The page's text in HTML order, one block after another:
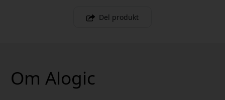
Del produkt
Om Alogic